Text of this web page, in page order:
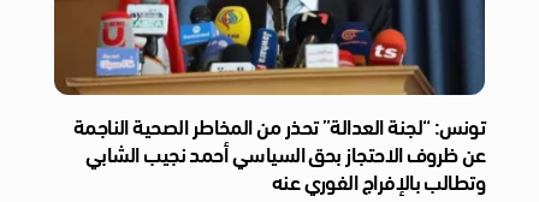
تونس: “لجنة العدالة” تحذر من المخاطر الصحية الناجمة
عن ظروف الاحتجاز بحق السياسي أحمد نجيب الشابي
وتطالب بالإفراج الفوري عنه